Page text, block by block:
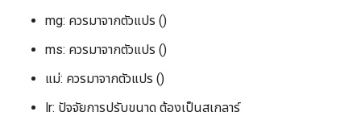
mg: ควรมาจากตัวแปร ()
ms: ควรมาจากตัวแปร ()
แม่: ควรมาจากตัวแปร ()
lr: ปัจจัยการปรับขนาด ต้องเป็นสเกลาร์